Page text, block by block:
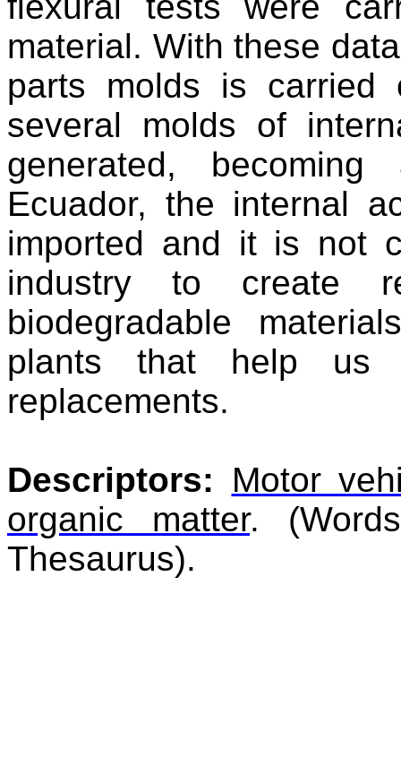
material. With these
parts molds is
several molds of
generated,
Ecuador, the internal
imported and it is not
industry to create
biodegradable
plants that help us
replacements.
Descriptors:
Motor
organic matter.
Thesaurus).